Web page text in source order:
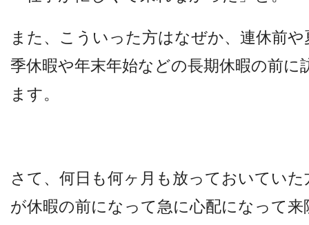
また、こういった方はなぜか、 連休前や
季休暇や年末年始などの長期休暇の前に
ます。
さて、何日も何ヶ月も放っておいていた
が休暇の前になって急に心配になって来